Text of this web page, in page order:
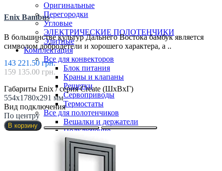
Оригинальные
Перегородки
Угловые
ЭЛЕКТРИЧЕСКИЕ ПОЛОТЕНЧИКИ
Элитные
Комплектация
Все для конвекторов
Блок питания
Краны и клапаны
Решетки
Сервоприводы
Термостаты
Все для полотенчиков
Вешалки и держатели
Подключение
ТЭНы
Все для радиаторов
Бинокли
Краны и клапаны
Enix Bambus
В большинстве культур Дальнего Востока бамбук является
символом добродетели и хорошего характера, а ..
143 221.50 грн.
159 135.00 грн.
Габариты Enix / серия Create (ШхВхГ)
554х1780х291 мм
Вид подключения
По центру
В корзину